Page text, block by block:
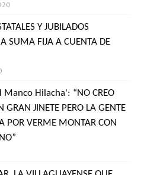
Y JUBILADOS
SUMA FIJA A CUENTA DE
Manco Hilacha': “NO CREO
GRAN JINETE PERO LA GENTE
POR VERME MONTAR CON